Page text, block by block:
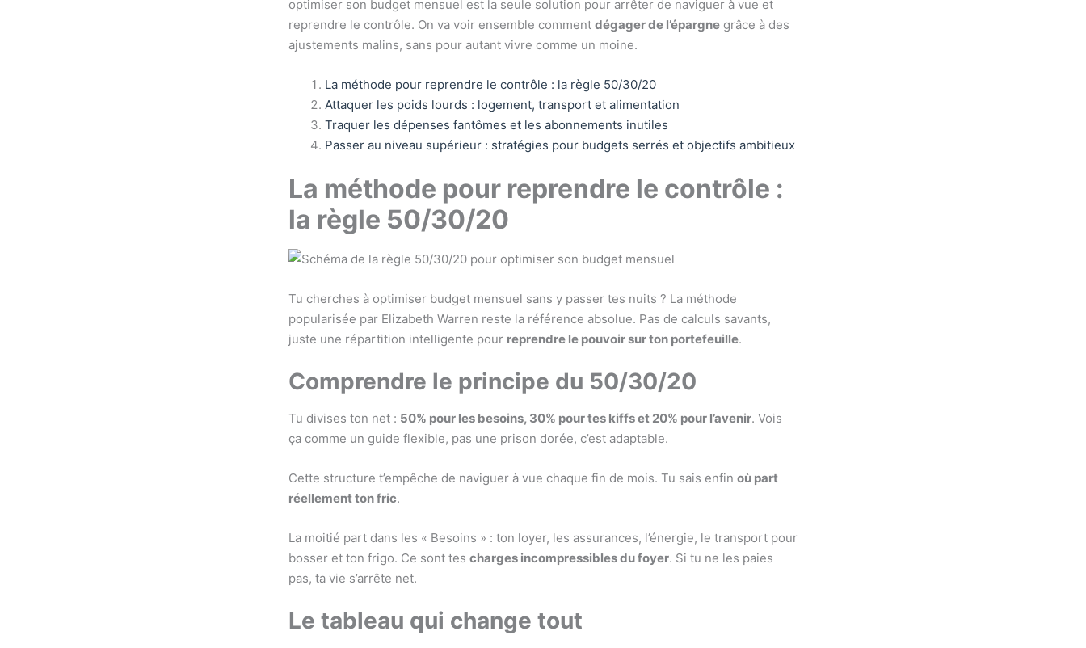
optimiser son budget mensuel est la seule solution pour arrêter de naviguer à vue et
reprendre le contrôle. On va voir ensemble comment dégager de l’épargne grâce à des
ajustements malins, sans pour autant vivre comme un moine.
La méthode pour reprendre le contrôle : la règle 50/30/20
Attaquer les poids lourds : logement, transport et alimentation
Traquer les dépenses fantômes et les abonnements inutiles
Passer au niveau supérieur : stratégies pour budgets serrés et objectifs ambitieux
La méthode pour reprendre le contrôle :
la règle 50/30/20
Tu cherches à optimiser budget mensuel sans y passer tes nuits ? La méthode
popularisée par Elizabeth Warren reste la référence absolue. Pas de calculs savants,
juste une répartition intelligente pour reprendre le pouvoir sur ton portefeuille.
Comprendre le principe du 50/30/20
Tu divises ton net : 50% pour les besoins, 30% pour tes kiffs et 20% pour l’avenir. Vois
ça comme un guide flexible, pas une prison dorée, c’est adaptable.
Cette structure t’empêche de naviguer à vue chaque fin de mois. Tu sais enfin où part
réellement ton fric.
La moitié part dans les « Besoins » : ton loyer, les assurances, l’énergie, le transport pour
bosser et ton frigo. Ce sont tes charges incompressibles du foyer. Si tu ne les paies
pas, ta vie s’arrête net.
Le tableau qui change tout